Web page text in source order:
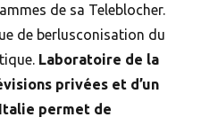
de sa Teleblocher.
de berlusconisation du
Laboratoire de la
privées et d’un
permet de